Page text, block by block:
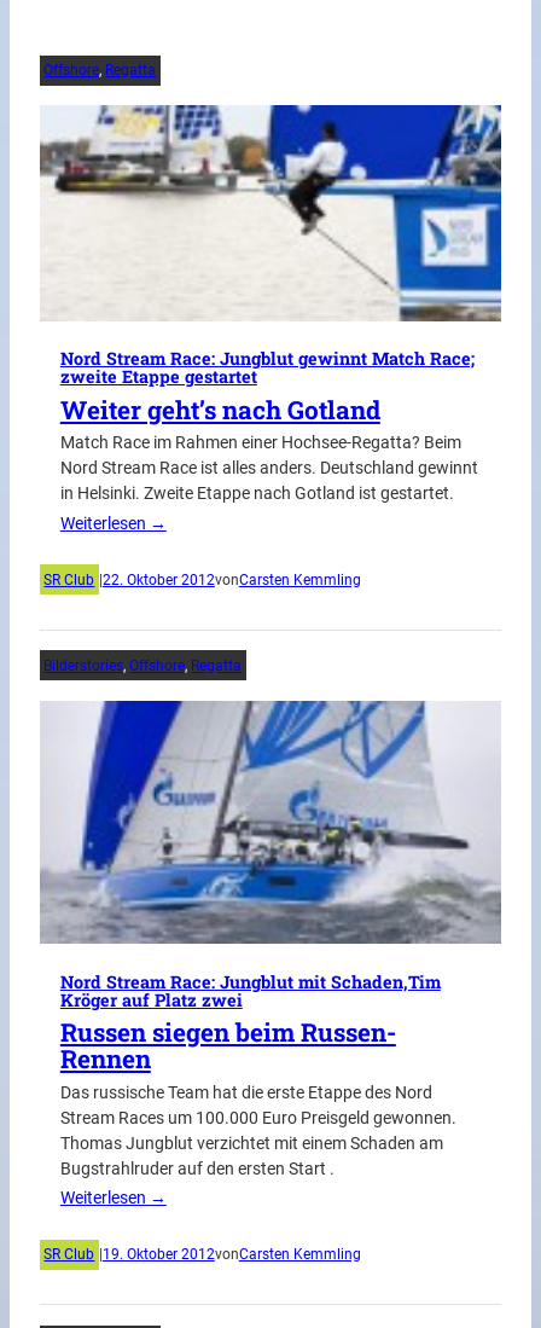
Offshore, Regatta
Nord Stream Race: Jungblut gewinnt Match Race;
zweite Etappe gestartet
Weiter geht’s nach Gotland
Match Race im Rahmen einer Hochsee-Regatta? Beim
Nord Stream Race ist alles anders. Deutschland gewinnt
in Helsinki. Zweite Etappe nach Gotland ist gestartet.
Weiterlesen →
SR Club |22. Oktober 2012vonCarsten Kemmling
Bilderstories, Offshore, Regatta
Nord Stream Race: Jungblut mit Schaden,Tim
Kröger auf Platz zwei
Russen siegen beim Russen-
Rennen
Das russische Team hat die erste Etappe des Nord
Stream Races um 100.000 Euro Preisgeld gewonnen.
Thomas Jungblut verzichtet mit einem Schaden am
Bugstrahlruder auf den ersten Start .
Weiterlesen →
SR Club 19. Oktober 2012vonCarsten Kemmling